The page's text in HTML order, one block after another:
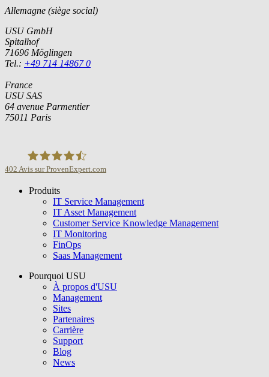
Allemagne (siège social)
USU GmbH
Spitalhof
71696 Möglingen
Tel.: +49 714 14867 0
France
USU SAS
64 avenue Parmentier
75011 Paris
USU GmbH
402 Avis sur ProvenExpert.com
Produits
IT Service Management
IT Asset Management
Customer Service Knowledge Management
IT Monitoring
FinOps
Saas Management
Pourquoi USU
À propos d'USU
Management
Sites
Partenaires
Carrière
Support
Blog
News